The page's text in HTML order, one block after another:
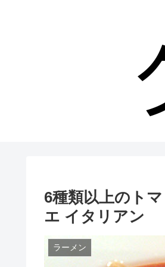
6種類以上のト
エ イタリアン
ラーメン